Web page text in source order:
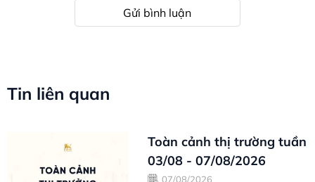
Gửi bình luận
Tin liên quan
Toàn cảnh thị trường tuần
03/08 - 07/08/2026
07/08/2026